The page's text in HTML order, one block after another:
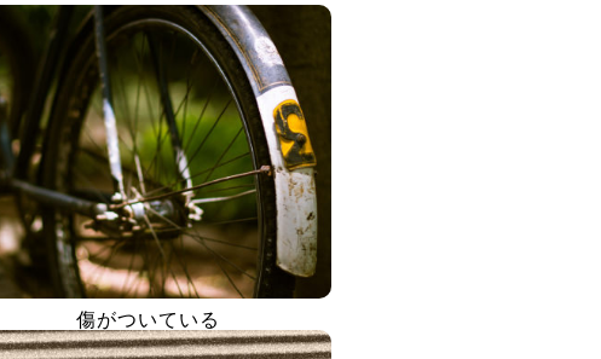
傷がついている